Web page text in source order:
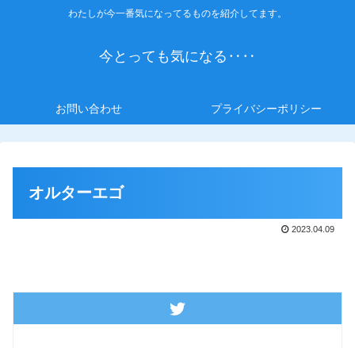
わたしが今一番気になってるものを紹介してます。
今とっても気になる‥‥
お問い合わせ プライバシーポリシー
オルターエゴ
2023.04.09